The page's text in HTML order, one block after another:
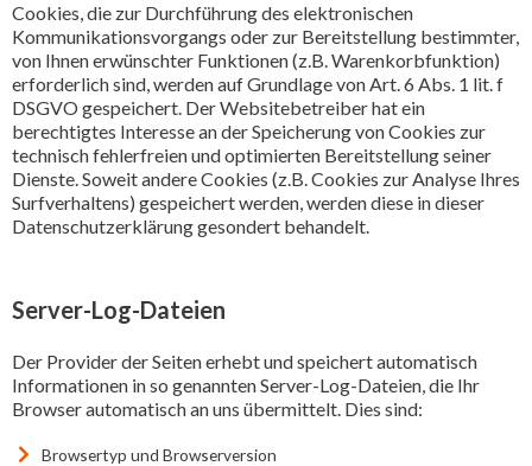
Cookies, die zur Durchführung des elektronischen
Kommunikationsvorgangs oder zur Bereitstellung bestimmter,
von Ihnen erwünschter Funktionen (z.B. Warenkorbfunktion)
erforderlich sind, werden auf Grundlage von Art. 6 Abs. 1 lit. f
DSGVO gespeichert. Der Websitebetreiber hat ein
berechtigtes Interesse an der Speicherung von Cookies zur
technisch fehlerfreien und optimierten Bereitstellung seiner
Dienste. Soweit andere Cookies (z.B. Cookies zur Analyse Ihres
Surfverhaltens) gespeichert werden, werden diese in dieser
Datenschutzerklärung gesondert behandelt.
Server-Log-Dateien
Der Provider der Seiten erhebt und speichert automatisch
Informationen in so genannten Server-Log-Dateien, die Ihr
Browser automatisch an uns übermittelt. Dies sind:
Browsertyp und Browserversion